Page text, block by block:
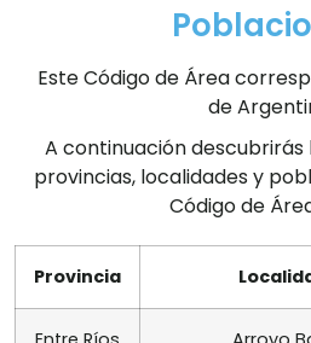
Este Código de Área
de
A continuación
provincias, localidades y
Código de
Provincia